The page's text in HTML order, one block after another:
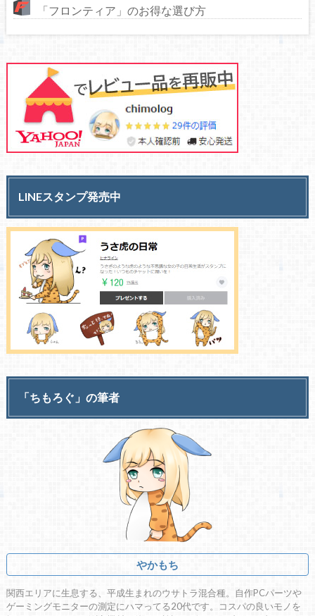
「フロンティア」のお得な選び方
LINEスタンプ発売中
「ちもろぐ」の筆者
やかもち
関西エリアに生息する、平成生まれのウサトラ混合種。自作PCパーツや
ゲーミングモニターの測定にハマってる20代です。コスパの良いモノを